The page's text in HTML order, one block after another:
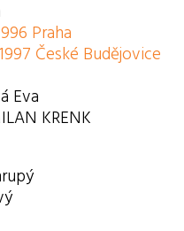
Praha
České Budějovice
Eva
KRENK